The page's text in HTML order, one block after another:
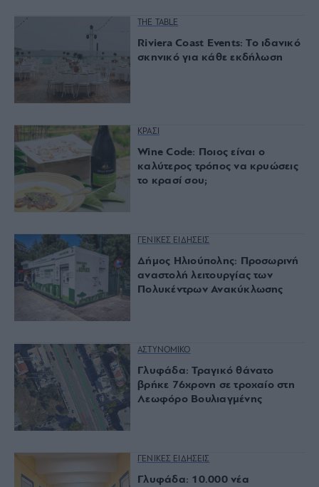
THE TABLE
Riviera Coast Events: Το ιδανικό
σκηνικό για κάθε εκδήλωση
ΚΡΑΣΙ
Wine Code: Ποιος είναι ο
καλύτερος τρόπος να κρυώσεις
το κρασί σου;
ΓΕΝΙΚΕΣ ΕΙΔΗΣΕΙΣ
Δήμος Ηλιούπολης: Προσωρινή
αναστολή λειτουργίας των
Πολυκέντρων Ανακύκλωσης
ΑΣΤΥΝΟΜΙΚΟ
Γλυφάδα: Τραγικό θάνατο
βρήκε 76χρονη σε τροχαίο στη
Λεωφόρο Βουλιαγμένης
ΓΕΝΙΚΕΣ ΕΙΔΗΣΕΙΣ
Γλυφάδα: 10.000 νέα